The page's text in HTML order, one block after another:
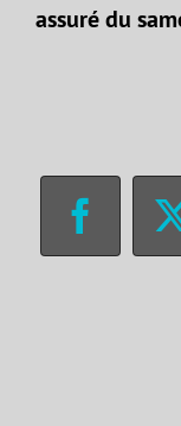
assuré du